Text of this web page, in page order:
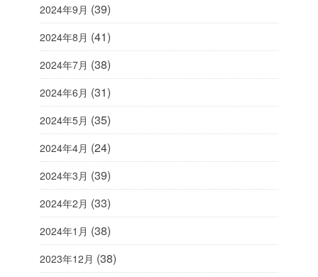
2024年9月 (39)
2024年8月 (41)
2024年7月 (38)
2024年6月 (31)
2024年5月 (35)
2024年4月 (24)
2024年3月 (39)
2024年2月 (33)
2024年1月 (38)
2023年12月 (38)